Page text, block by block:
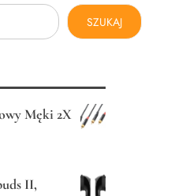
SZUKAJ
Męki 2X
II,